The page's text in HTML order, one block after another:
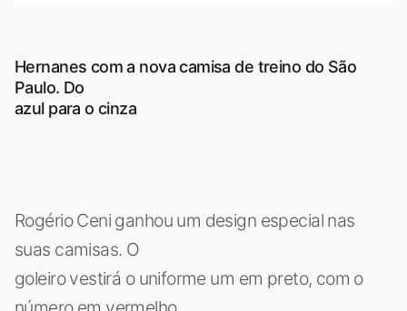
Hernanes com a nova camisa de treino do São
Paulo. Do
azul para o cinza
Rogério Ceni ganhou um design especial nas
suas camisas. O
goleiro vestirá o uniforme um em preto, com o